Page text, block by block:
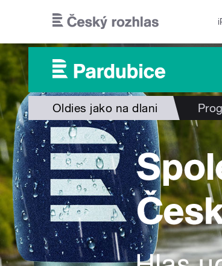
Oldies jako na dlani